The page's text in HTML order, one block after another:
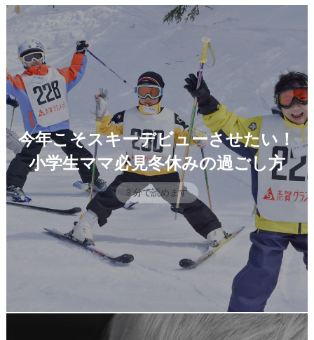
今年こそスキーデビューさせたい！
小学生ママ必見冬休みの過ごし方
3 分で読めます